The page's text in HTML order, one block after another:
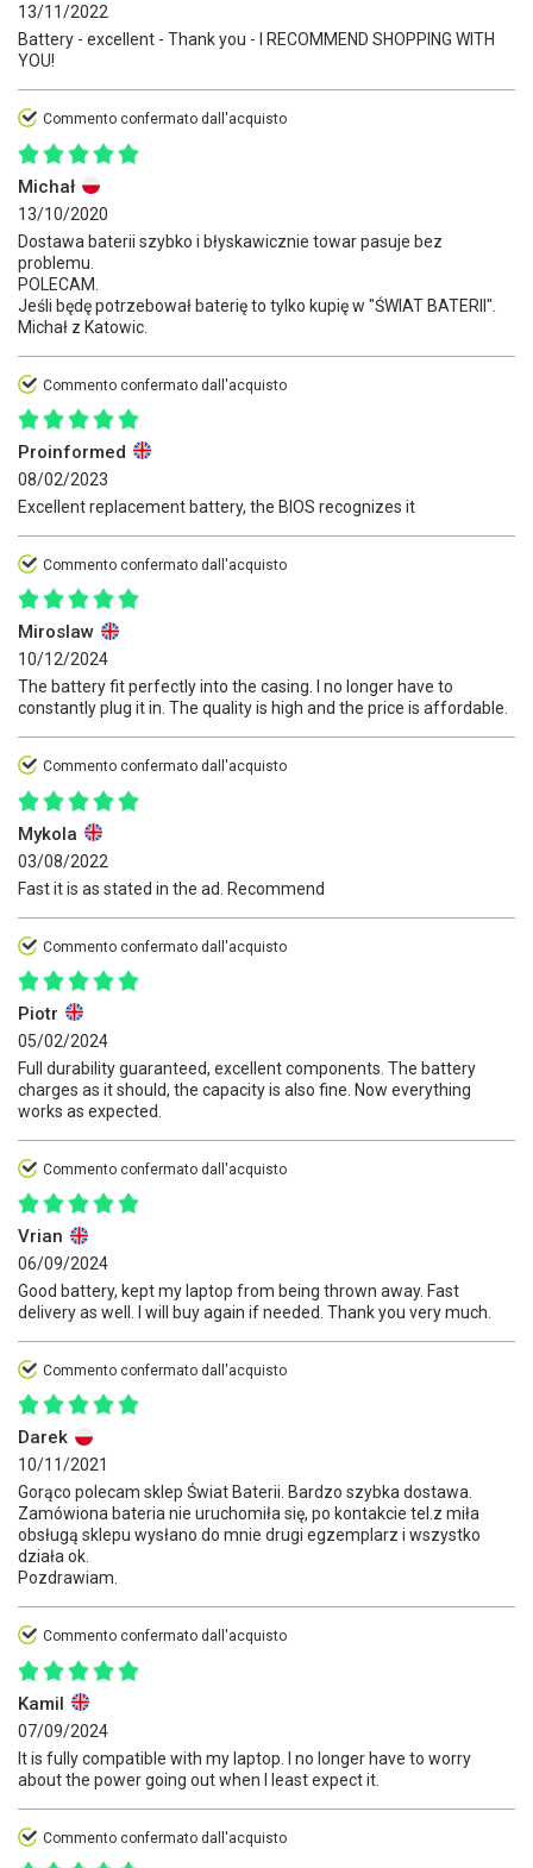
13/11/2022
Battery - excellent - Thank you - I RECOMMEND SHOPPING WITH
YOU!
Commento confermato dall'acquisto
Michał
13/10/2020
Dostawa baterii szybko i błyskawicznie towar pasuje bez
problemu.
POLECAM.
Jeśli będę potrzebował baterię to tylko kupię w "ŚWIAT BATERII".
Michał z Katowic.
Commento confermato dall'acquisto
Proinformed
08/02/2023
Excellent replacement battery, the BIOS recognizes it
Commento confermato dall'acquisto
Miroslaw
10/12/2024
The battery fit perfectly into the casing. I no longer have to
constantly plug it in. The quality is high and the price is affordable.
Commento confermato dall'acquisto
Mykola
03/08/2022
Fast it is as stated in the ad. Recommend
Commento confermato dall'acquisto
Piotr
05/02/2024
Full durability guaranteed, excellent components. The battery
charges as it should, the capacity is also fine. Now everything
works as expected.
Commento confermato dall'acquisto
Vrian
06/09/2024
Good battery, kept my laptop from being thrown away. Fast
delivery as well. I will buy again if needed. Thank you very much.
Commento confermato dall'acquisto
Darek
10/11/2021
Gorąco polecam sklep Świat Baterii. Bardzo szybka dostawa.
Zamówiona bateria nie uruchomiła się, po kontakcie tel.z miła
obsługą sklepu wysłano do mnie drugi egzemplarz i wszystko
działa ok.
Pozdrawiam.
Commento confermato dall'acquisto
Kamil
07/09/2024
It is fully compatible with my laptop. I no longer have to worry
about the power going out when I least expect it.
Commento confermato dall'acquisto